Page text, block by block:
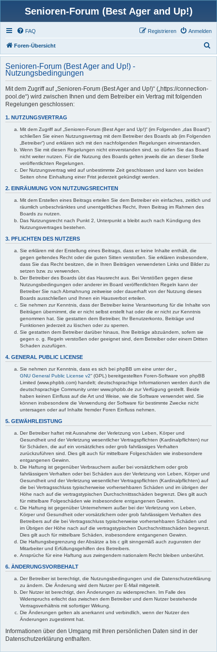
Senioren-Forum (Best Ager and Up!)
FAQ Anmelden
Registrieren
Foren-Übersicht
u
h
Senioren-Forum (Best Ager and Up!) -
Nutzungsbedingungen
Mit dem Zugriff auf „Senioren-Forum (Best Ager and Up!)“ („https://connection-
pool.de“) wird zwischen Ihnen und dem Betreiber ein Vertrag mit folgenden
Regelungen geschlossen:
1. NUTZUNGSVERTRAG
Mit dem Zugriff auf „Senioren-Forum (Best Ager and Up!)“ (im Folgenden „das Board“)
schließen Sie einen Nutzungsvertrag mit dem Betreiber des Boards ab (im Folgenden
„Betreiber“) und erklären sich mit den nachfolgenden Regelungen einverstanden.
Wenn Sie mit diesen Regelungen nicht einverstanden sind, so dürfen Sie das Board
nicht weiter nutzen. Für die Nutzung des Boards gelten jeweils die an dieser Stelle
veröffentlichten Regelungen.
Der Nutzungsvertrag wird auf unbestimmte Zeit geschlossen und kann von beiden
Seiten ohne Einhaltung einer Frist jederzeit gekündigt werden.
2. EINRÄUMUNG VON NUTZUNGSRECHTEN
Mit dem Erstellen eines Beitrags erteilen Sie dem Betreiber ein einfaches, zeitlich und
räumlich unbeschränktes und unentgeltliches Recht, Ihren Beitrag im Rahmen des
Boards zu nutzen.
Das Nutzungsrecht nach Punkt 2, Unterpunkt a bleibt auch nach Kündigung des
Nutzungsvertrages bestehen.
3. PFLICHTEN DES NUTZERS
Sie erklären mit der Erstellung eines Beitrags, dass er keine Inhalte enthält, die
gegen geltendes Recht oder die guten Sitten verstoßen. Sie erklären insbesondere,
dass Sie das Recht besitzen, die in Ihren Beiträgen verwendeten Links und Bilder zu
setzen bzw. zu verwenden.
Der Betreiber des Boards übt das Hausrecht aus. Bei Verstößen gegen diese
Nutzungsbedingungen oder anderer im Board veröffentlichten Regeln kann der
Betreiber Sie nach Abmahnung zeitweise oder dauerhaft von der Nutzung dieses
Boards ausschließen und Ihnen ein Hausverbot erteilen.
Sie nehmen zur Kenntnis, dass der Betreiber keine Verantwortung für die Inhalte von
Beiträgen übernimmt, die er nicht selbst erstellt hat oder die er nicht zur Kenntnis
genommen hat. Sie gestatten dem Betreiber, Ihr Benutzerkonto, Beiträge und
Funktionen jederzeit zu löschen oder zu sperren.
Sie gestatten dem Betreiber darüber hinaus, Ihre Beiträge abzuändern, sofern sie
gegen o. g. Regeln verstoßen oder geeignet sind, dem Betreiber oder einem Dritten
Schaden zuzufügen.
4. GENERAL PUBLIC LICENSE
Sie nehmen zur Kenntnis, dass es sich bei phpBB um eine unter der „
GNU General Public License v2“ (GPL) bereitgestellten Foren-Software von phpBB
Limited (www.phpbb.com) handelt; deutschsprachige Informationen werden durch die
deutschsprachige Community unter www.phpbb.de zur Verfügung gestellt. Beide
haben keinen Einfluss auf die Art und Weise, wie die Software verwendet wird. Sie
können insbesondere die Verwendung der Software für bestimmte Zwecke nicht
untersagen oder auf Inhalte fremder Foren Einfluss nehmen.
5. GEWÄHRLEISTUNG
Der Betreiber haftet mit Ausnahme der Verletzung von Leben, Körper und
Gesundheit und der Verletzung wesentlicher Vertragspflichten (Kardinalpflichten) nur
für Schäden, die auf ein vorsätzliches oder grob fahrlässiges Verhalten
zurückzuführen sind. Dies gilt auch für mittelbare Folgeschäden wie insbesondere
entgangenen Gewinn.
Die Haftung ist gegenüber Verbrauchern außer bei vorsätzlichem oder grob
fahrlässigem Verhalten oder bei Schäden aus der Verletzung von Leben, Körper und
Gesundheit und der Verletzung wesentlicher Vertragspflichten (Kardinalpflichten) auf
die bei Vertragsschluss typischerweise vorhersehbaren Schäden und im übrigen der
Höhe nach auf die vertragstypischen Durchschnittsschäden begrenzt. Dies gilt auch
für mittelbare Folgeschäden wie insbesondere entgangenen Gewinn.
Die Haftung ist gegenüber Unternehmern außer bei der Verletzung von Leben,
Körper und Gesundheit oder vorsätzlichem oder grob fahrlässigem Verhalten des
Betreibers auf die bei Vertragsschluss typischerweise vorhersehbaren Schäden und
im Übrigen der Höhe nach auf die vertragstypischen Durchschnittsschäden begrenzt.
Dies gilt auch für mittelbare Schäden, insbesondere entgangenen Gewinn.
Die Haftungsbegrenzung der Absätze a bis c gilt sinngemäß auch zugunsten der
Mitarbeiter und Erfüllungsgehilfen des Betreibers.
Ansprüche für eine Haftung aus zwingendem nationalem Recht bleiben unberührt.
6. ÄNDERUNGSVORBEHALT
Der Betreiber ist berechtigt, die Nutzungsbedingungen und die Datenschutzerklärung
zu ändern. Die Änderung wird dem Nutzer per E-Mail mitgeteilt.
Der Nutzer ist berechtigt, den Änderungen zu widersprechen. Im Falle des
Widerspruchs erlischt das zwischen dem Betreiber und dem Nutzer bestehende
Vertragsverhältnis mit sofortiger Wirkung.
Die Änderungen gelten als anerkannt und verbindlich, wenn der Nutzer den
Änderungen zugestimmt hat.
Informationen über den Umgang mit Ihren persönlichen Daten sind in der
Datenschutzerklärung enthalten.